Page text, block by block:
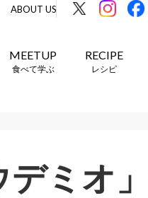
ABOUT US
MEETUP
食べて学ぶ
RECIPE
レシピ
デミオ